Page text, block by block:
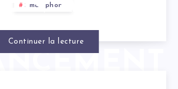
SON
Smartphone
Continuer la lecture